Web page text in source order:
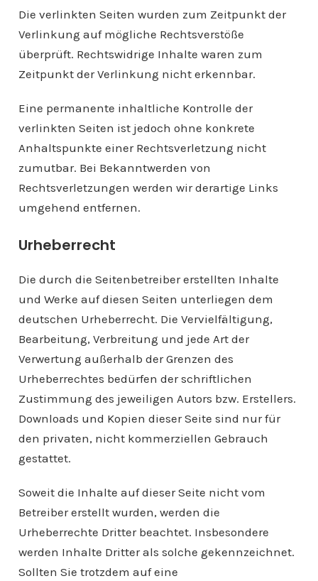
Die verlinkten Seiten wurden zum Zeitpunkt der
Verlinkung auf mögliche Rechtsverstöße
überprüft. Rechtswidrige Inhalte waren zum
Zeitpunkt der Verlinkung nicht erkennbar.
Eine permanente inhaltliche Kontrolle der
verlinkten Seiten ist jedoch ohne konkrete
Anhaltspunkte einer Rechtsverletzung nicht
zumutbar. Bei Bekanntwerden von
Rechtsverletzungen werden wir derartige Links
umgehend entfernen.
Urheberrecht
Die durch die Seitenbetreiber erstellten Inhalte
und Werke auf diesen Seiten unterliegen dem
deutschen Urheberrecht. Die Vervielfältigung,
Bearbeitung, Verbreitung und jede Art der
Verwertung außerhalb der Grenzen des
Urheberrechtes bedürfen der schriftlichen
Zustimmung des jeweiligen Autors bzw. Erstellers.
Downloads und Kopien dieser Seite sind nur für
den privaten, nicht kommerziellen Gebrauch
gestattet.
Soweit die Inhalte auf dieser Seite nicht vom
Betreiber erstellt wurden, werden die
Urheberrechte Dritter beachtet. Insbesondere
werden Inhalte Dritter als solche gekennzeichnet.
Sollten Sie trotzdem auf eine